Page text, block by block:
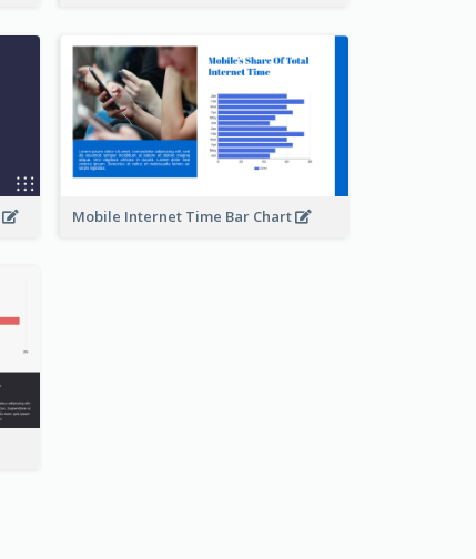
Mobile Internet Time Bar Chart